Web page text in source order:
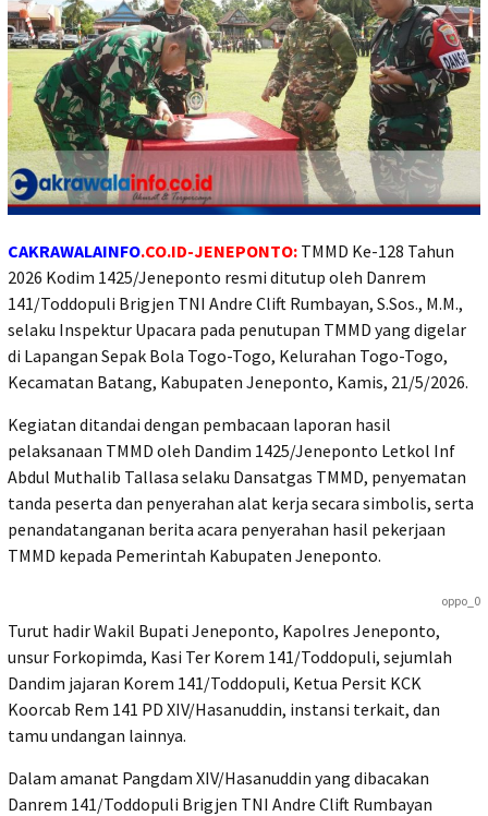
CAKRAWALAINFO.CO.ID-JENEPONTO: TMMD Ke-128 Tahun
2026 Kodim 1425/Jeneponto resmi ditutup oleh Danrem
141/Toddopuli Brigjen TNI Andre Clift Rumbayan, S.Sos., M.M.,
selaku Inspektur Upacara pada penutupan TMMD yang digelar
di Lapangan Sepak Bola Togo-Togo, Kelurahan Togo-Togo,
Kecamatan Batang, Kabupaten Jeneponto, Kamis, 21/5/2026.
Kegiatan ditandai dengan pembacaan laporan hasil
pelaksanaan TMMD oleh Dandim 1425/Jeneponto Letkol Inf
Abdul Muthalib Tallasa selaku Dansatgas TMMD, penyematan
tanda peserta dan penyerahan alat kerja secara simbolis, serta
penandatanganan berita acara penyerahan hasil pekerjaan
TMMD kepada Pemerintah Kabupaten Jeneponto.
oppo_0
Turut hadir Wakil Bupati Jeneponto, Kapolres Jeneponto,
unsur Forkopimda, Kasi Ter Korem 141/Toddopuli, sejumlah
Dandim jajaran Korem 141/Toddopuli, Ketua Persit KCK
Koorcab Rem 141 PD XIV/Hasanuddin, instansi terkait, dan
tamu undangan lainnya.
Dalam amanat Pangdam XIV/Hasanuddin yang dibacakan
Danrem 141/Toddopuli Brigjen TNI Andre Clift Rumbayan